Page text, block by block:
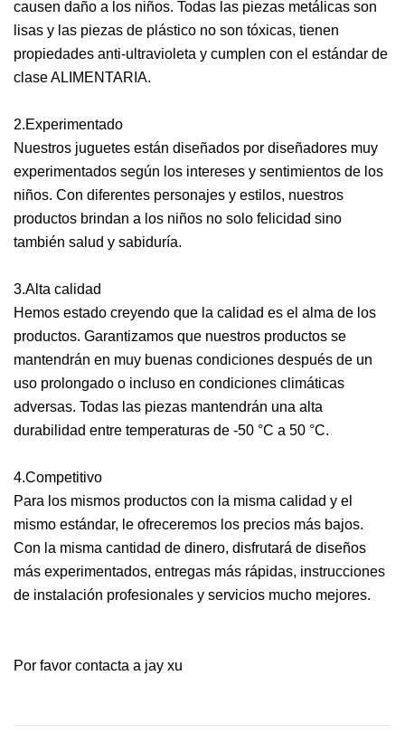
causen daño a los niños. Todas las piezas metálicas son
lisas y las piezas de plástico no son tóxicas, tienen
propiedades anti-ultravioleta y cumplen con el estándar de
clase ALIMENTARIA.
2.Experimentado
Nuestros juguetes están diseñados por diseñadores muy
experimentados según los intereses y sentimientos de los
niños. Con diferentes personajes y estilos, nuestros
productos brindan a los niños no solo felicidad sino
también salud y sabiduría.
3.Alta calidad
Hemos estado creyendo que la calidad es el alma de los
productos. Garantizamos que nuestros productos se
mantendrán en muy buenas condiciones después de un
uso prolongado o incluso en condiciones climáticas
adversas. Todas las piezas mantendrán una alta
durabilidad entre temperaturas de -50 °C a 50 °C.
4.Competitivo
Para los mismos productos con la misma calidad y el
mismo estándar, le ofreceremos los precios más bajos.
Con la misma cantidad de dinero, disfrutará de diseños
más experimentados, entregas más rápidas, instrucciones
de instalación profesionales y servicios mucho mejores.
Por favor contacta a jay xu